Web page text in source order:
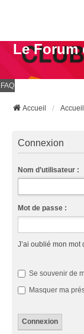
Le Forum
FAQ
Accueil
Connexion
Nom d’utilisateur :
Mot de passe :
J’ai oublié mon mot
Se souvenir de
Masquer ma